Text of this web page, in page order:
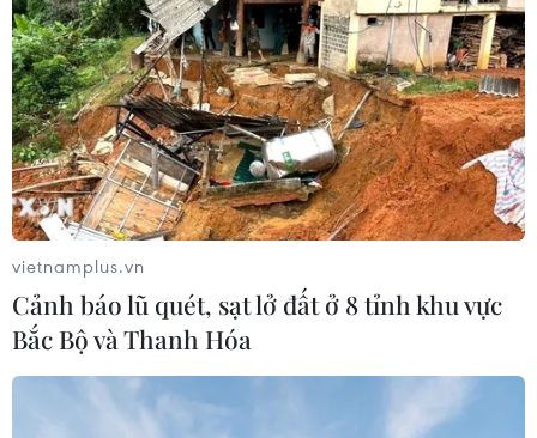
Giải Nhì có phần thưởng tiền mặt trị giá 2,5 triệu
đồng. (Ảnh: NSNA VN)
vietnamplus.vn
Cảnh báo lũ quét, sạt lở đất ở 8 tỉnh khu vực
Bắc Bộ và Thanh Hóa